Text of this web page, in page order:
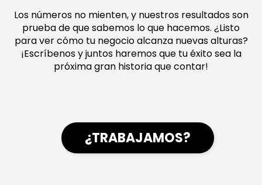
Los números no mienten, y nuestros resultados son
prueba de que sabemos lo que hacemos. ¿Listo
para ver cómo tu negocio alcanza nuevas alturas?
¡Escríbenos y juntos haremos que tu éxito sea la
próxima gran historia que contar!
¿TRABAJAMOS?